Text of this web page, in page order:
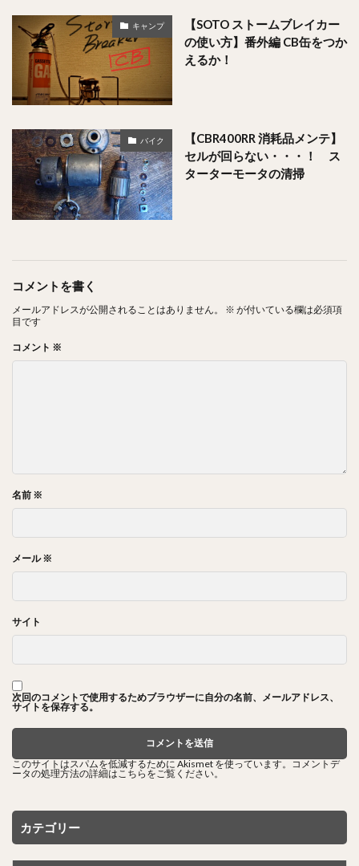
キャンプ
【SOTO ストームブレイカー
の使い方】番外編 CB缶をつか
えるか！
バイク
【CBR400RR 消耗品メンテ】
セルが回らない・・・！ ス
ターターモータの清掃
コメントを書く
メールアドレスが公開されることはありません。 ※ が付いている欄は必須項
目です
コメント ※
名前 ※
メール※
サイト
次回のコメントで使用するためブラウザーに自分の名前、メールアドレス、
サイトを保存する。
このサイトはスパムを低減するために Akismet を使っています。
コメントデ
ータの処理方法の詳細はこちらをご覧ください。
カテゴリー